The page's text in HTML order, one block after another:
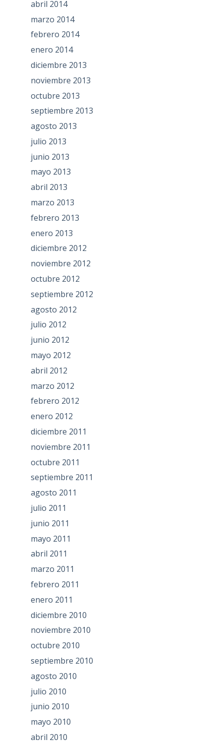
abril 2014
marzo 2014
febrero 2014
enero 2014
diciembre 2013
noviembre 2013
octubre 2013
septiembre 2013
agosto 2013
julio 2013
junio 2013
mayo 2013
abril 2013
marzo 2013
febrero 2013
enero 2013
diciembre 2012
noviembre 2012
octubre 2012
septiembre 2012
agosto 2012
julio 2012
junio 2012
mayo 2012
abril 2012
marzo 2012
febrero 2012
enero 2012
diciembre 2011
noviembre 2011
octubre 2011
septiembre 2011
agosto 2011
julio 2011
junio 2011
mayo 2011
abril 2011
marzo 2011
febrero 2011
enero 2011
diciembre 2010
noviembre 2010
octubre 2010
septiembre 2010
agosto 2010
julio 2010
junio 2010
mayo 2010
abril 2010